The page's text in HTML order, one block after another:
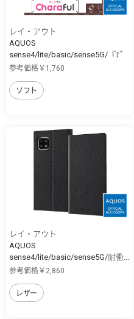
レイ・アウト
AQUOS
sense4/lite/basic/sense5G/『ﾃﾞ
ｨ...
参考価格￥1,760
ソフト
レイ・アウト
AQUOS
sense4/lite/basic/sense5G/耐衝...
参考価格￥2,860
レザー